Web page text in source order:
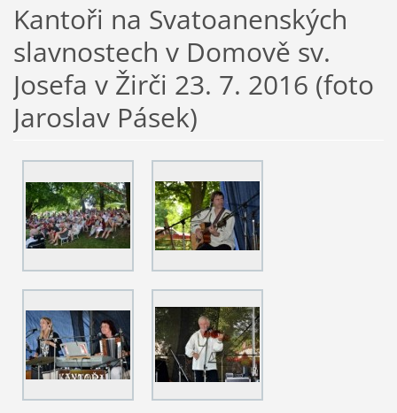
Kantoři na Svatoanenských
slavnostech v Domově sv.
Josefa v Žirči 23. 7. 2016 (foto
Jaroslav Pásek)